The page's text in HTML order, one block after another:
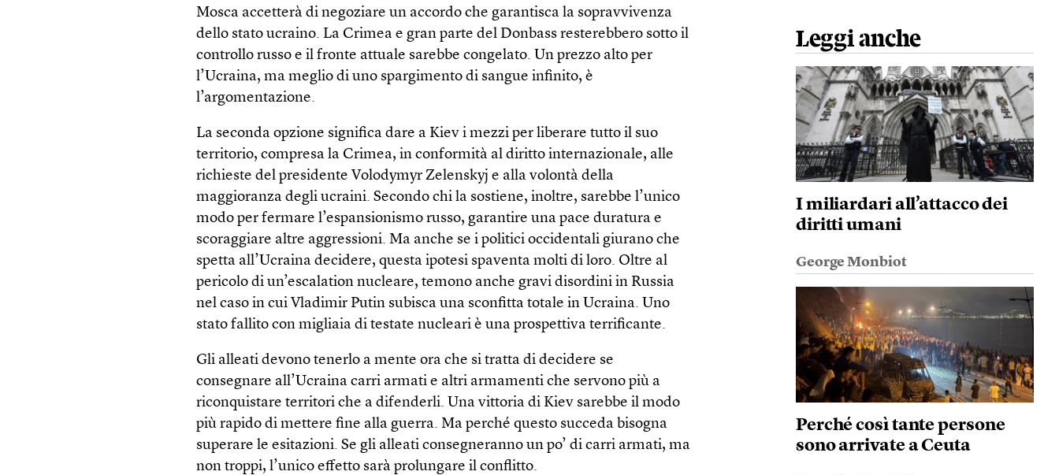
Mosca accetterà di negoziare un accordo che garantisca la sopravvivenza
dello stato ucraino. La Crimea e gran parte del Donbass resterebbero sotto il
controllo russo e il fronte attuale sarebbe congelato. Un prezzo alto per
l’Ucraina, ma meglio di uno spargimento di sangue infinito, è
l’argomentazione.
La seconda opzione significa dare a Kiev i mezzi per liberare tutto il suo
territorio, compresa la Crimea, in conformità al diritto internazionale, alle
richieste del presidente Volodymyr Zelenskyj e alla volontà della
maggioranza degli ucraini. Secondo chi la sostiene, inoltre, sarebbe l’unico
modo per fermare l’espansionismo russo, garantire una pace duratura e
scoraggiare altre aggressioni. Ma anche se i politici occidentali giurano che
spetta all’Ucraina decidere, questa ipotesi spaventa molti di loro. Oltre al
pericolo di un’escalation nucleare, temono anche gravi disordini in Russia
nel caso in cui Vladimir Putin subisca una sconfitta totale in Ucraina. Uno
stato fallito con migliaia di testate nucleari è una prospettiva terrificante.
Gli alleati devono tenerlo a mente ora che si tratta di decidere se
consegnare all’Ucraina carri armati e altri armamenti che servono più a
riconquistare territori che a difenderli. Una vittoria di Kiev sarebbe il modo
più rapido di mettere fine alla guerra. Ma perché questo succeda bisogna
superare le esitazioni. Se gli alleati consegneranno un po’ di carri armati, ma
non troppi, l’unico effetto sarà prolungare il conflitto.
Leggi anche
I miliardari all’attacco dei
diritti umani
George Monbiot
Perché così tante persone
sono arrivate a Ceuta